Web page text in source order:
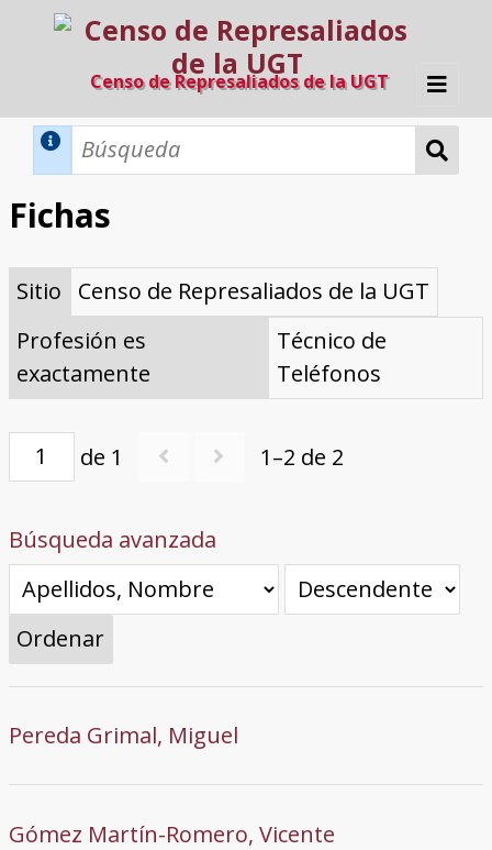
Censo de Represaliados de la UGT
Inicio
Directorio A-Z
Provincias de nacimiento
Profesión
Cárceles
Condenados a muerte
Condenados a muerte (con busca
dinámica)
Ejecutados
El proyecto
Razones y objetivos
El equipo
Colaboradores
Fuentes documentales
Fichas
Sitio
Censo de Represaliados de la UGT
Profesión es
exactamente
Técnico de
Teléfonos
de 1 1–2 de 2
Búsqueda avanzada
Ordenar
Pereda Grimal, Miguel
Gómez Martín-Romero, Vicente